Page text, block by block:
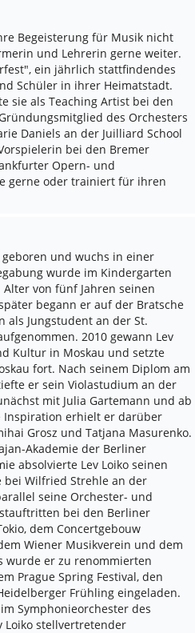
Begeisterung für Musik nicht
und Lehrerin gerne weiter.
ein jährlich stattfindendes
Schüler in ihrer Heimatstadt.
sie als Teaching Artist bei den
des Orchesters
Daniels an der Juilliard School
bei den Bremer
Opern- und
gerne oder trainiert für ihren
geboren und wuchs in einer
wurde im Kindergarten
von fünf Jahren seinen
begann er auf der Bratsche
als Jungstudent an der St.
2010 gewann Lev
Kultur in Moskau und setzte
fort. Nach seinem Diplom am
er sein Violastudium an der
mit Julia Gartemann und ab
Inspiration erhielt er darüber
Grosz und Tatjana Masurenko.
Akademie der Berliner
absolvierte Lev Loiko seinen
bei Wilfried Strehle an der
seine Orchester- und
bei den Berliner
dem Concertgebouw
Wiener Musikverein und dem
wurde er zu renommierten
Prague Spring Festival, den
Frühling eingeladen.
Symphonieorchester des
Loiko stellvertretender